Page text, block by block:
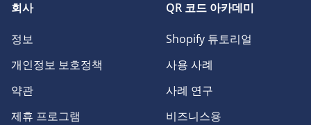
회사
정보
개인정보 보호정책
약관
제휴 프로그램
QR 코드 아카데미
Shopify 튜토리얼
사용 사례
사례 연구
비즈니스용